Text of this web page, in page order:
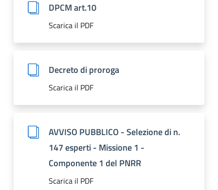
DPCM art.10
Scarica il PDF
Decreto di proroga
Scarica il PDF
AVVISO PUBBLICO - Selezione di n.
147 esperti - Missione 1 -
Componente 1 del PNRR
Scarica il PDF